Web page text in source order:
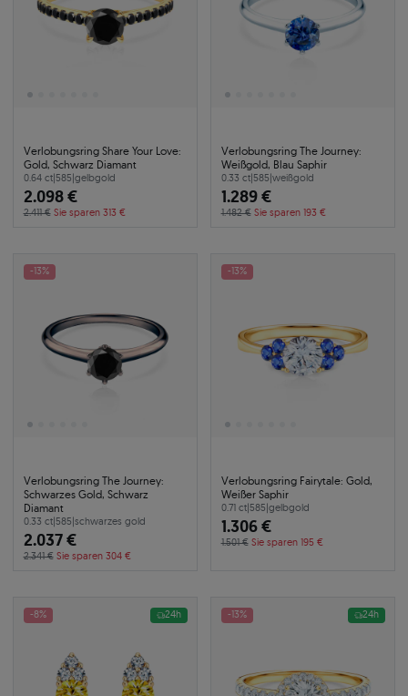
Verlobungsring Share Your Love:
Gold, Schwarz Diamant
0.64 ct|585|gelbgold
2.098 €
2.411 € Sie sparen 313 €
Verlobungsring The Journey:
Weißgold, Blau Saphir
0.33 ct|585|weißgold
1.289 €
1.482 € Sie sparen 193 €
-13%
Verlobungsring The Journey:
Schwarzes Gold, Schwarz
Diamant
0.33 ct|585|schwarzes gold
2.037 €
2.341 € Sie sparen 304 €
-13%
Verlobungsring Fairytale: Gold,
Weißer Saphir
0.71 ct|585|gelbgold
1.306 €
1.501 € Sie sparen 195 €
-8% 24h -13% 24h